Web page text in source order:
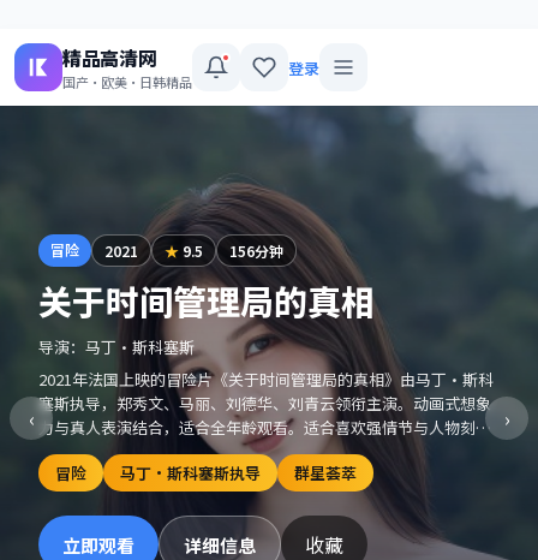
精品高清网
国产·欧美·日韩精品
登录
‹ ›
冒险 2021 ★ 9.5 156分钟
关于时间管理局的真相
导演： 马丁·斯科塞斯
2021年法国上映的冒险片《关于时间管理局的真相》由马丁·斯科
塞斯执导，郑秀文、马丽、刘德华、刘青云领衔主演。动画式想象
力与真人表演结合，适合全年龄观看。适合喜欢强情节与人物刻画
的观众收藏观看。
冒险
马丁·斯科塞斯执导 群星荟萃
立即观看 详细信息 收藏